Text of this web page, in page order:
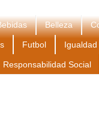
Belleza
Futbol Igualdad
Responsabilidad Social